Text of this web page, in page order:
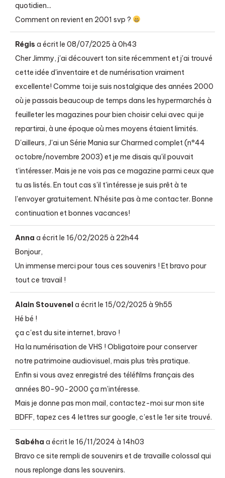
quotidien...
Comment on revient en 2001 svp ?
Régis a écrit le 08/07/2025 à 0h43
Cher Jimmy, j'ai découvert ton site récemment et j'ai trouvé
cette idée d'inventaire et de numérisation vraiment
excellente! Comme toi je suis nostalgique des années 2000
où je passais beaucoup de temps dans les hypermarchés à
feuilleter les magazines pour bien choisir celui avec qui je
repartirai, à une époque où mes moyens étaient limités.
D'ailleurs, J'ai un Série Mania sur Charmed complet (n°44
octobre/novembre 2003) et je me disais qu'il pouvait
t'intéresser. Mais je ne vois pas ce magazine parmi ceux que
tu as listés. En tout cas s'il t'intéresse je suis prêt à te
l'envoyer gratuitement. N'hésite pas à me contacter. Bonne
continuation et bonnes vacances!
Anna a écrit le 16/02/2025 à 22h44
Bonjour,
Un immense merci pour tous ces souvenirs ! Et bravo pour
tout ce travail !
Alain Stouvenela écrit le 15/02/2025 à 9h55
Hé bé !
ça c'est du site internet, bravo !
Ha la numérisation de VHS ! Obligatoire pour conserver
notre patrimoine audiovisuel, mais plus très pratique.
Enfin si vous avez enregistré des téléfilms français des
années 80-90-2000 ça m'intéresse.
Mais je donne pas mon mail, contactez-moi sur mon site
BDFF, tapez ces 4 lettres sur google, c'est le 1er site trouvé.
Sabéha a écrit le 16/11/2024 à 14h03
Bravo ce site rempli de souvenirs et de travaille colossal qui
nous replonge dans les souvenirs.